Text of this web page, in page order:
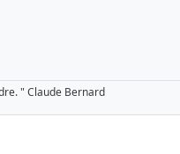
" Claude Bernard